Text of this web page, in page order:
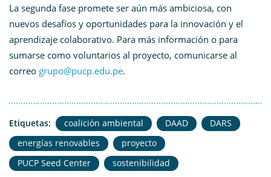
La segunda fase promete ser aún más ambiciosa, con
nuevos desafíos y oportunidades para la innovación y el
aprendizaje colaborativo. Para más información o para
sumarse como voluntarios al proyecto, comunicarse al
correo grupo@pucp.edu.pe.
Etiquetas: coalición ambiental DAAD
DARS
energías renovables
proyecto
PUCP Seed Center
sostenibilidad